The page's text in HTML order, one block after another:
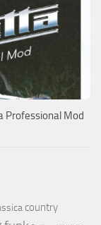
Professional Mod
country